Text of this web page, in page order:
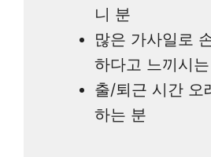
니 분
많은 가사일로
하다고 느끼시
출/퇴근 시간 오
하는 분